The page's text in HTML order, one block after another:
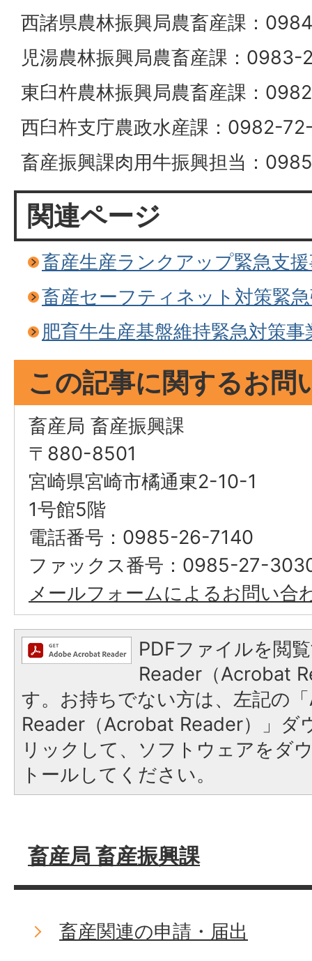
西諸県農林振興局農畜産課：
児湯農林振興局農畜産課：
東臼杵農林振興局農畜産課：
西臼杵支庁農政水産課：0982-
畜産振興課肉用牛振興担当：
関連ページ
畜産生産ランクアップ緊急支
畜産セーフティネット対策緊
肥育牛生産基盤維持緊急対策事
この記事に関するお問
畜産局 畜産振興課
〒880-8501
宮崎県宮崎市橘通東2-10-1
1号館5階
電話番号：0985-26-7140
ファックス番号：0985-27-
メールフォームによるお問い合
PDFファイルを閲
Reader（Acrobat
す。お持ちでない方は、左記の
Reader（Acrobat Reader）」ダ
リックして、ソフトウェアをダ
トールしてください。
畜産局 畜産振興課
畜産関連の申請・届出